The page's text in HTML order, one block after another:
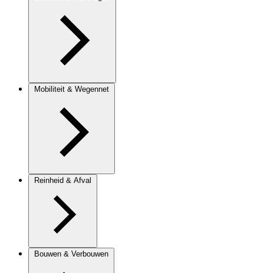
Mobiliteit & Wegennet
Reinheid & Afval
Bouwen & Verbouwen